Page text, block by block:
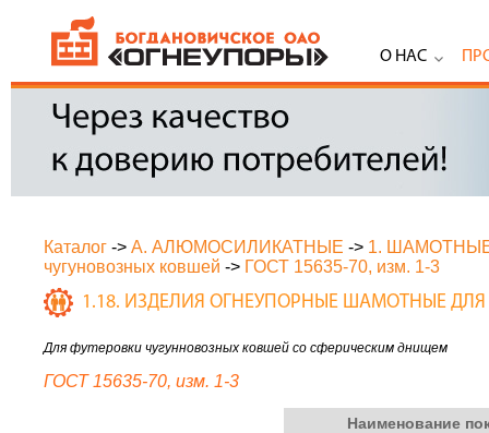
О НАС
Каталог -> А. АЛЮМОСИЛИКАТНЫЕ -> 1.
чугуновозных ковшей -> ГОСТ 15635-70, изм. 1-3
1.18. ИЗДЕЛИЯ ОГНЕУПОРНЫЕ ШАМОТНЫЕ
Для футеровки чугунновозных ковшей со сферическим днищем
ГОСТ 15635-70, изм. 1-3
Наименование